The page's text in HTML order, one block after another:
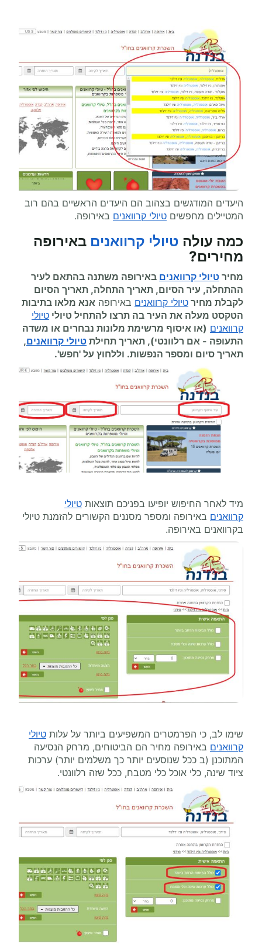
היעדים המודגשים בצהוב הם היעדים הראשיים בהם רוב
המטיילים מחפשים טיולי קרוואנים באירופה.
כמה עולה טיולי קרוואנים באירופה
מחירים?
מחיר טיולי קרוואנים באירופה משתנה בהתאם לעיר
ההתחלה, עיר הסיום, תאריך התחלה, תאריך הסיום
לקבלת מחיר טיולי קרוואנים באירופה אנא מלאו בתיבות
הטקסט מעלה את העיר בה תרצו להתחיל טיולי טיולי
קרוואנים (או איסוף מרשימת מלונות נבחרים או משדה
התעופה - אם רלוונטי), תאריך תחילת טיולי קרוואנים,
תאריך סיום ומספר הנפשות. וללחוץ על 'חפש'.
מיד לאחר החיפוש יופיעו בפניכם תוצאות טיולי
קרוואנים באירופה ומספר מסננים הקשורים להזמנת טיולי
בקרוואנים באירופה.
שימו לב, כי הפרמטרים המשפיעים ביותר על עלות טיולי
קרוואנים באירופה מחיר הם הביטוחים, מרחק הנסיעה
המתוכנן (ב ככל שנוסעים יותר כך משלמים יותר) ערכות
ציוד שינה, כלי אוכל כלי מטבח, ככל שזה רלוונטי.